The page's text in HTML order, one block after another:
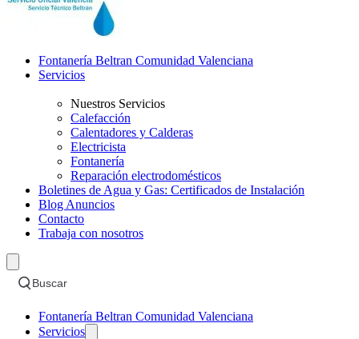
Fontanería Beltran Comunidad Valenciana
Servicios
Nuestros Servicios
Calefacción
Calentadores y Calderas
Electricista
Fontanería
Reparación electrodomésticos
Boletines de Agua y Gas: Certificados de Instalación
Blog Anuncios
Contacto
Trabaja con nosotros
Buscar
Fontanería Beltran Comunidad Valenciana
Servicios